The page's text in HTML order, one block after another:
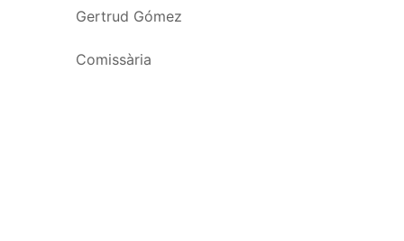
Gertrud Gómez
Comissària